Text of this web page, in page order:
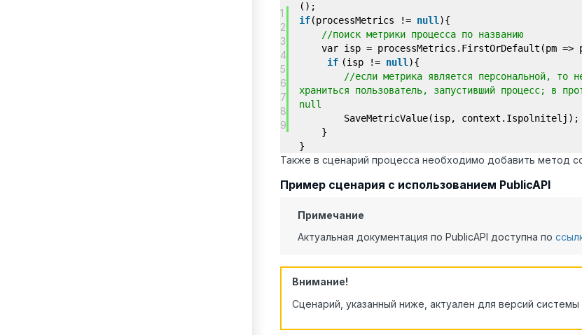
1
2
3
4
5
6
7
8
9
();
if(processMetrics != null){
//поиск метрики процесса по названию
var isp = processMetrics.FirstOrDefault(pm =>
if (isp != null){
//если метрика является персональной, то
храниться пользователь, запустивший процесс; в
null
SaveMetricValue(isp, context.Ispolnitelj);
}
}
Также в сценарий процесса необходимо добавить метод
Пример сценария с использованием PublicAPI
Примечание
Актуальная документация по PublicAPI доступна по
Внимание!
Сценарий, указанный ниже, актуален для версий системы